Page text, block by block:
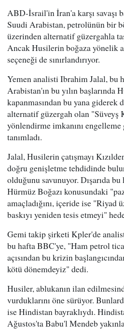
ABD-İsrail'in İran'a karşı savaşı
Suudi Arabistan, petrolünün bir
üzerinden alternatif güzergahla
Ancak Husilerin boğaza yönelik
seçeneği de sınırlandırıyor.
Yemen analisti Ibrahim Jalal, bu
Arabistan'ın bu yılın başlarında
kapanmasından bu yana giderek
alternatif güzergah olan "Süveyş
yönlendirme imkanını
tanımladı.
Jalal, Husilerin çatışmayı
doğru genişletme tehdidinde
olduğunu savunuyor. Dışarıda
Hürmüz Boğazı konusundaki
amaçladığını, içeride ise "Riyad
baskıyı yeniden tesis etmeyi"
Gemi takip şirketi Kpler'de
bu hafta BBC'ye, "Ham petrol
açısından bu krizin
kötü dönemdeyiz" dedi.
Husiler, ablukanın ilan
vurduklarını öne sürüyor.
ise Hindistan bayraklıydı.
Ağustos'ta Babu'l Mendeb